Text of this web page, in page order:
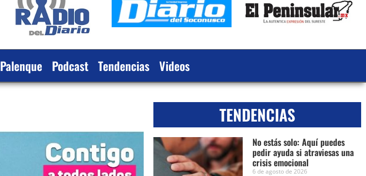
Palenque Podcast Tendencias Videos
TENDENCIAS
No estás solo: Aquí puedes
pedir ayuda si atraviesas una
crisis emocional
6 de agosto de 2026